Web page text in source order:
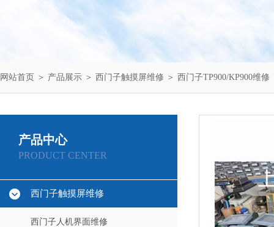
网站首页 ＞ 产品展示 ＞ 西门子触摸屏维修 ＞ 西门子TP900/KP900维修
产品中心
PRODUCT CENTER
西门子触摸屏维修
西门子人机界面维修